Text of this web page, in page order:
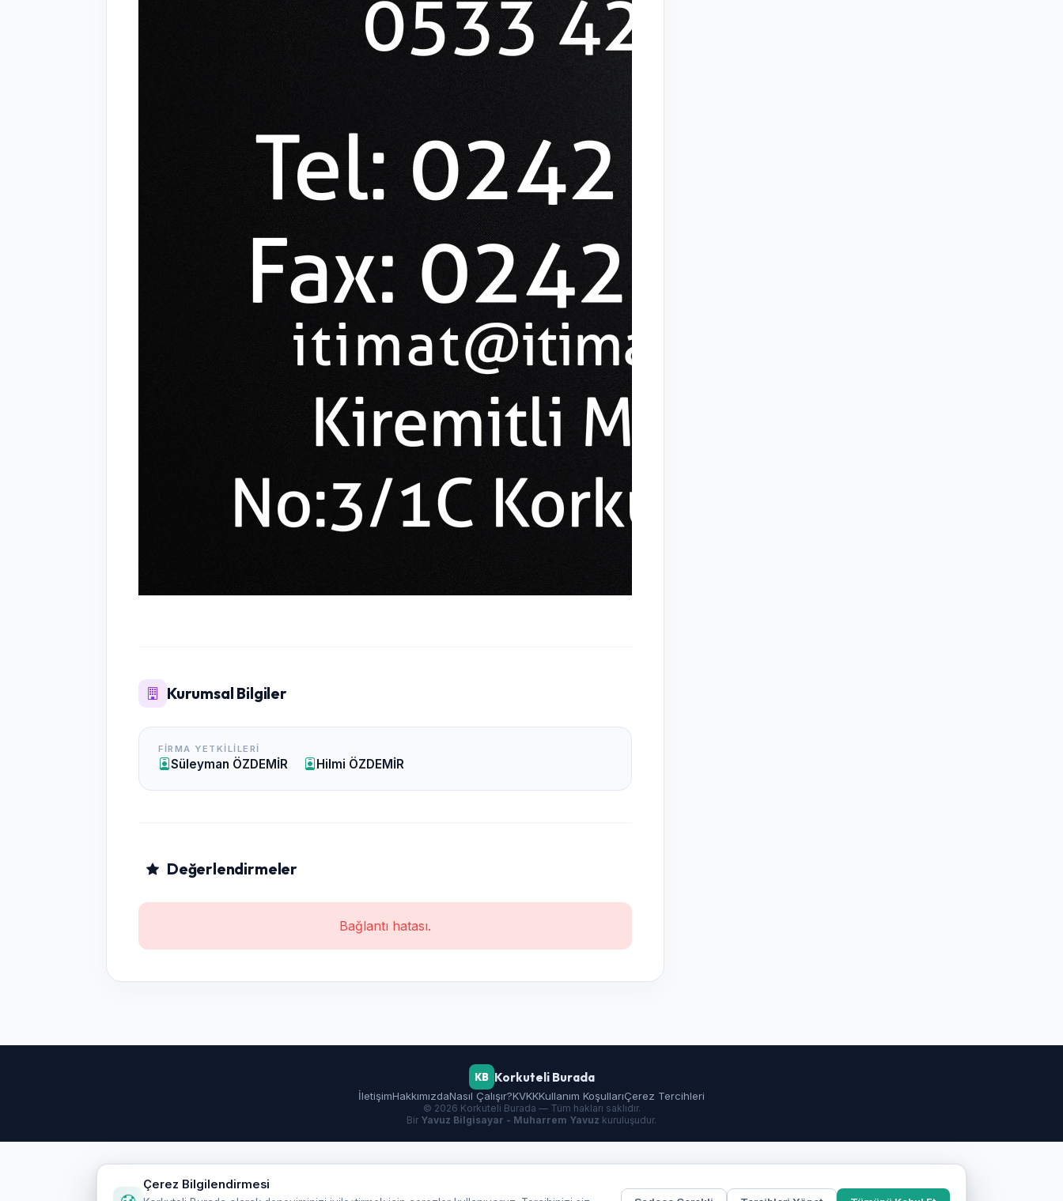
Kurumsal Bilgiler
FIRMA YETKILILERI
Süleyman ÖZDEMİR Hilmi ÖZDEMİR
Değerlendirmeler
Bağlantı hatası.
KB Korkuteli Burada
İletişimHakkımızdaNasıl Çalışır?KVKKKullanım KoşullarıÇerez Tercihleri
© 2026 Korkuteli Burada — Tüm hakları saklıdır.
Bir Yavuz Bilgisayar - Muharrem Yavuz kuruluşudur.
Çerez Bilgilendirmesi